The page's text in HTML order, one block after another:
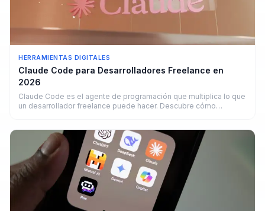
HERRAMIENTAS DIGITALES
Claude Code para Desarrolladores Freelance en
2026
Claude Code es el agente de programación que multiplica lo que
un desarrollador freelance puede hacer. Descubre cómo